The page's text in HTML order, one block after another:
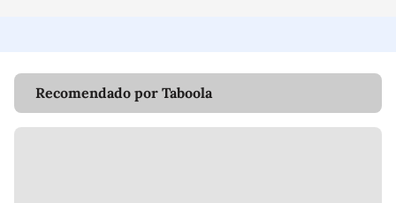
Recomendado por Taboola